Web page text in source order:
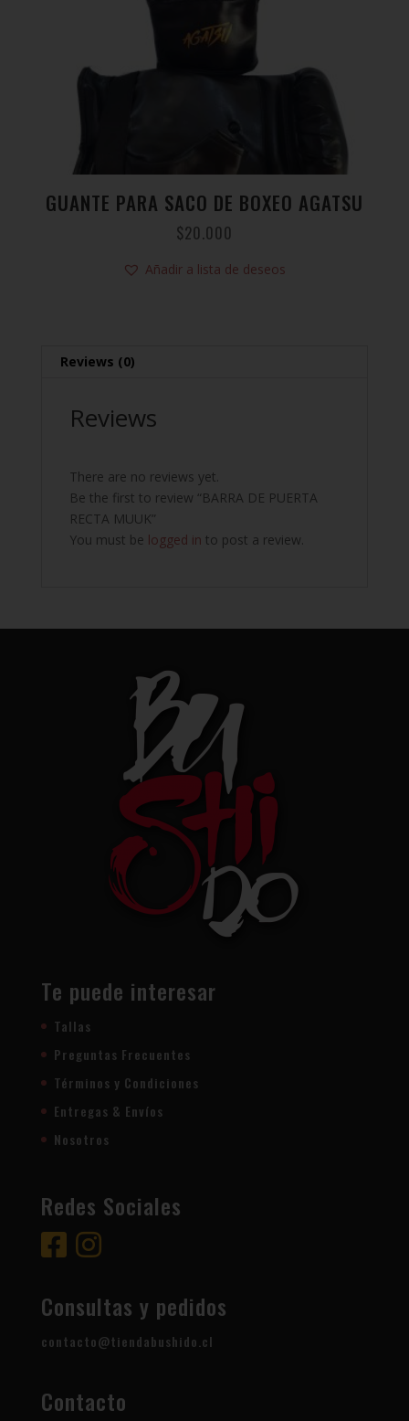
GUANTE PARA SACO DE BOXEO AGATSU
$20.000
Añadir a lista de deseos
Reviews (0)
Reviews
There are no reviews yet.
Be the first to review “BARRA DE PUERTA
RECTA MUUK”
You must be logged in to post a review.
Te puede interesar
Tallas
Preguntas Frecuentes
Términos y Condiciones
Entregas & Envíos
Nosotros
Redes Sociales
Consultas y pedidos
contacto@tiendabushido.cl
Contacto